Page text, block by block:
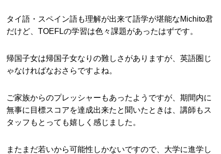
タイ語・スペイン語も理解が出来て語学が堪能なMichito君
だけど、TOEFLの学習は色々課題があったはずです。
帰国子女は帰国子女なりの難しさがありますが、英語圏じ
ゃなければなおさらですよね。
ご家族からのプレッシャーもあったようですが、期間内に
無事に目標スコアを達成出来たと聞いたときは、講師もス
タッフもとっても嬉しく感じました。
またまだ若いから可能性しかないですので、大学に進学し